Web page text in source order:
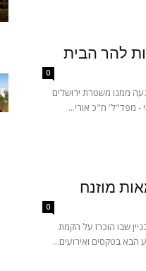
להר הבית
0
ממנו משטרת ירושלים
מוזנח
0
על הבניין שבו הוכרז על הקמת